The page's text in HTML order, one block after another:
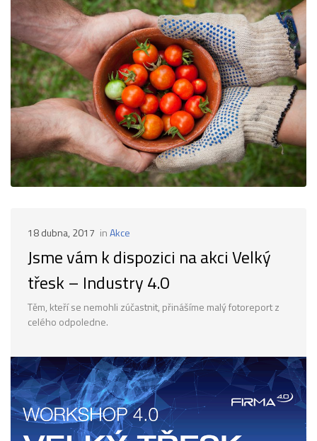
18 dubna, 2017 inAkce
Jsme vám k dispozici na akci Velký
třesk – Industry 4.0
Těm, kteří se nemohli zúčastnit, přinášíme malý fotoreport z
celého odpoledne.